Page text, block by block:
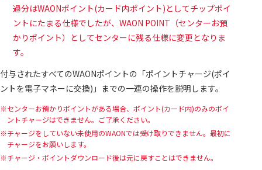
過分はWAONポイント(カード内ポイント)としてチップポイ
ントにたまる仕様でしたが、WAON POINT（センターお預
かりポイント）としてセンターに残る仕様に変更となりま
す。
付与されたすべてのWAONポイントの「ポイントチャージ(ポイ
ントを電子マネーに交換)」までの一連の操作を説明します。
センターお預かりポイントがある場合、ポイント(カード内)のみのポイ
ントチャージはできません。ご了承ください。
チャージをしていない未使用のWAONでは受け取りできません。最初に
チャージをお願いします。
チャージ・ポイントダウンロード後は元に戻すことはできません。